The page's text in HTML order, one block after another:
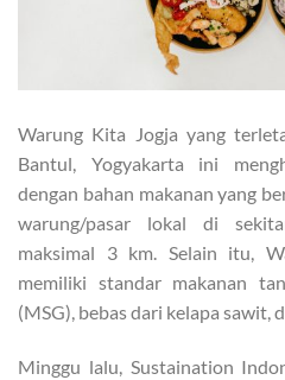
Warung Kita Jogja yang
Bantul, Yogyakarta ini
dengan bahan makanan yang
warung/pasar lokal di
maksimal 3 km. Selain itu,
memiliki standar makanan
(MSG), bebas dari kelapa sawit,
Minggu lalu, Sustaination